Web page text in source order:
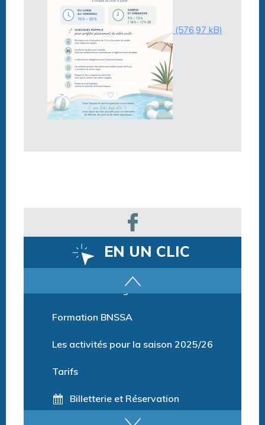
EN UN CLIC
Billetterie et Réservation